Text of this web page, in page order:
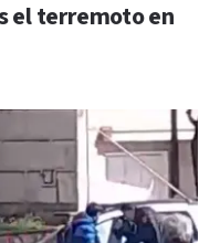
el terremoto en